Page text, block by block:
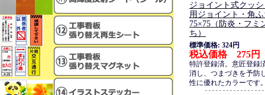
ジョイント式クッ
用ジョイント・角
75×75（防炎・フミ
ち）
標準価格: 324円
税込価格 275円
特許登録済。意匠登録
消し、つまづきを予防
性に優れたカラーです